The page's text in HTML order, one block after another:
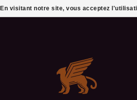
En visitant notre site, vous acceptez